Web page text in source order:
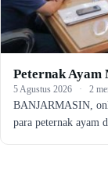
Peternak Ayam
5 Agustus 2026 · 2
BANJARMASIN,
para peternak ayam